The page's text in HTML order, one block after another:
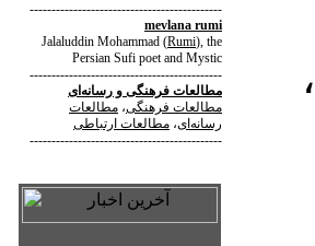
--------------------------------------------
mevlana rumi
Jalaluddin Mohammad (Rumi), the
Persian Sufi poet and Mystic
--------------------------------------------
مطالعات فرهنگی و رسانه‌ای
مطالعات فرهنگی، مطالعات
رسانه‌ای، مطالعات ارتباطی
--------------------------------------------
از روزنامه‌نگاران در سال 2010،